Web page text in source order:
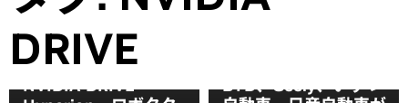
DRIVE
NVIDIA DRIVE
BYD、Geely、いすゞ